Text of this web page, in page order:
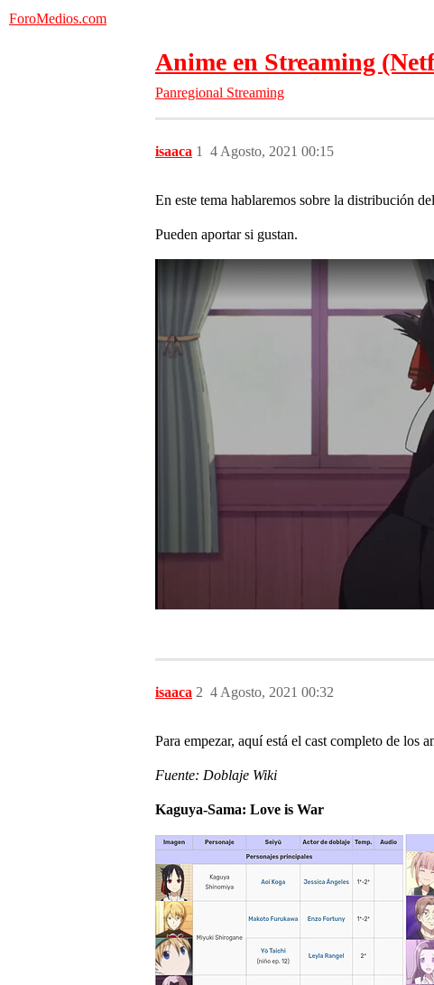
ForoMedios.com
Anime en Streaming
Panregional Streaming
isaaca 4 Agosto, 2021 00:15
1
En este tema hablaremos sobre la distribución
Pueden aportar si gustan.
isaaca 4 Agosto, 2021 00:32
2
Para empezar, aquí está el cast completo de los
Fuente: Doblaje Wiki
Kaguya-Sama: Love is War